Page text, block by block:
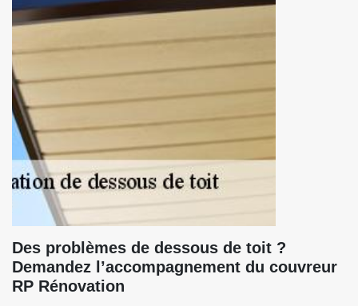
Des problèmes de dessous de toit ?
Demandez l’accompagnement du couvreur
RP Rénovation